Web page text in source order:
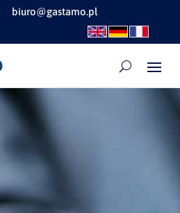
biuro@gastamo.pl